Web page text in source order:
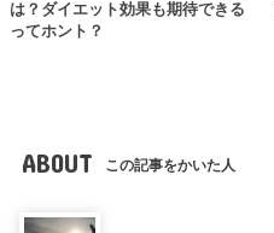
は？ダイエット効果も期待できる
ってホント？
ABOUT この記事をかいた人